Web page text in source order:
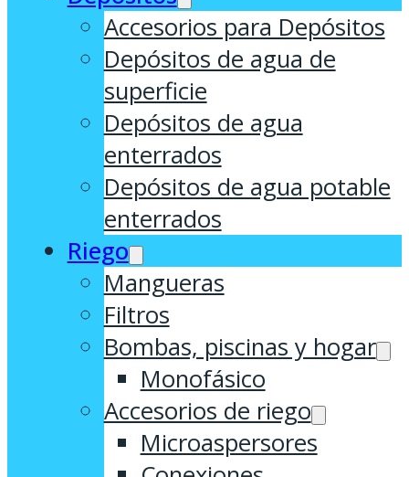
Accesorios para Depósitos
Depósitos de agua de
superficie
Depósitos de agua
enterrados
Depósitos de agua potable
enterrados
Riego
Mangueras
Filtros
Bombas, piscinas y hogar
Monofásico
Accesorios de riego
Microaspersores